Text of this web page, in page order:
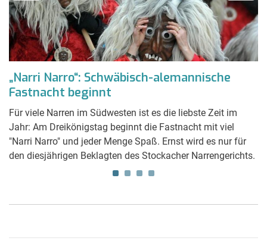
„Narri Narro“: Schwäbisch-alemannische
Fastnacht beginnt
Für viele Narren im Südwesten ist es die liebste Zeit im
Jahr: Am Dreikönigstag beginnt die Fastnacht mit viel
"Narri Narro" und jeder Menge Spaß. Ernst wird es nur für
den diesjährigen Beklagten des Stockacher Narrengerichts.